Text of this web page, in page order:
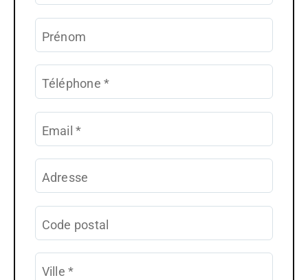
Prénom
Téléphone*
Email*
Adresse
Code postal
Ville*